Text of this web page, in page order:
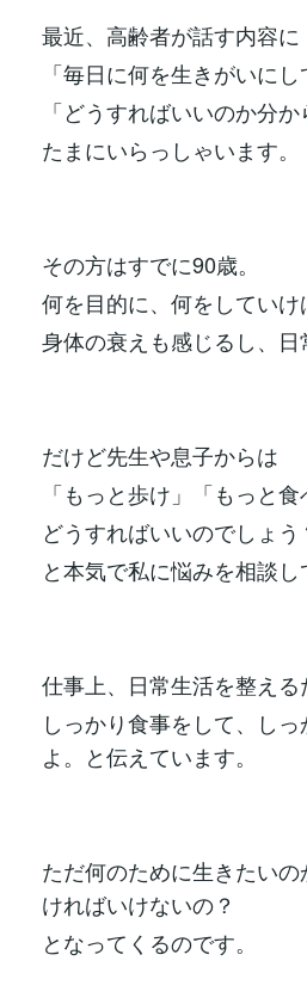
最近、高齢者が話す内容に
「毎日に何を生きがいに
「どうすればいいのか分
たまにいらっしゃいます。
その方はすでに90歳。
何を目的に、何をしていけ
身体の衰えも感じるし、日
だけど先生や息子からは
「もっと歩け」「もっと
どうすればいいのでしょう
と本気で私に悩みを相談し
仕事上、日常生活を整える
しっかり食事をして、し
よ。と伝えています。
ただ何のために生きたい
ければいけないの？
となってくるのです。